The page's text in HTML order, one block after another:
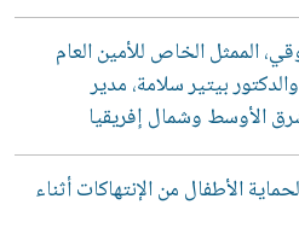
الممثل الخاص للأمين العام
بيتير سلامة، مدير
الأوسط وشمال إفريقيا
الأطفال من الإنتهاكات أثناء